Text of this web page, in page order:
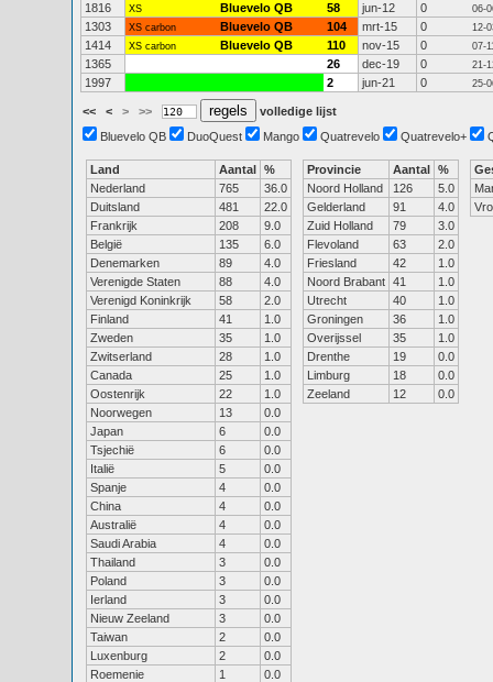
1816 XS Bluevelo QB 58 jun-12 0 06-
1303 XS carbon Bluevelo QB 104 mrt-15 0 12-
1414 XS carbon Bluevelo QB 110 nov-15 0 07-
1365 26 dec-19 0 21-
1997 2 jun-21 0 25-
<< < > >>
volledige lijst
Bluevelo QB
DuoQuest Mango Quatrevelo Quatrevelo+
Land Aantal %
Nederland
765
36.0
Duitsland
481
22.0
Frankrijk
208
9.0
België
135
6.0
Denemarken
89
4.0
Verenigde Staten
88
4.0
Verenigd Koninkrijk
58
2.0
Finland
41
1.0
Zweden
35
1.0
Zwitserland
28
1.0
Canada
25
1.0
Oostenrijk
22
1.0
Noorwegen
13
0.0
Japan
6
0.0
Tsjechië
6
0.0
Italië
5
0.0
Spanje
4
0.0
China
4
0.0
Australië
4
0.0
Saudi Arabia
4
0.0
Thailand
3
0.0
Poland
3
0.0
Ierland
3
0.0
Nieuw Zeeland
3
0.0
Taiwan
2
0.0
Luxenburg
2
0.0
Roemenie
1
0.0
Provincie Aantal %
Noord Holland
126
5.0
Gelderland
91
4.0
Zuid Holland
79
3.0
Flevoland
63
2.0
Friesland
42
1.0
Noord Brabant 41
1.0
Utrecht
40
1.0
Groningen
36
1.0
Overijssel
35
1.0
Drenthe
19
0.0
Limburg
18
0.0
Zeeland
12 0.0